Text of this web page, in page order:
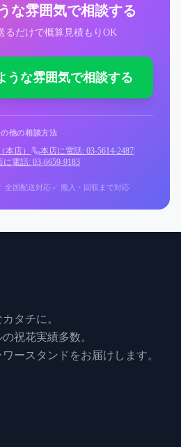
な雰囲気で相談する
るだけで概算見積もりOK
うな雰囲気で相談する
の他の相談方法
本店） 本店に電話: 03-5614-2487
に電話: 03-6659-9183
全国配送対応 ✓ 搬入・回収まで対応
タチに。
祝花実績多数。
ースタンドをお届けします。